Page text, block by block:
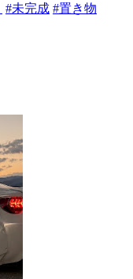
#未完成 #置き物